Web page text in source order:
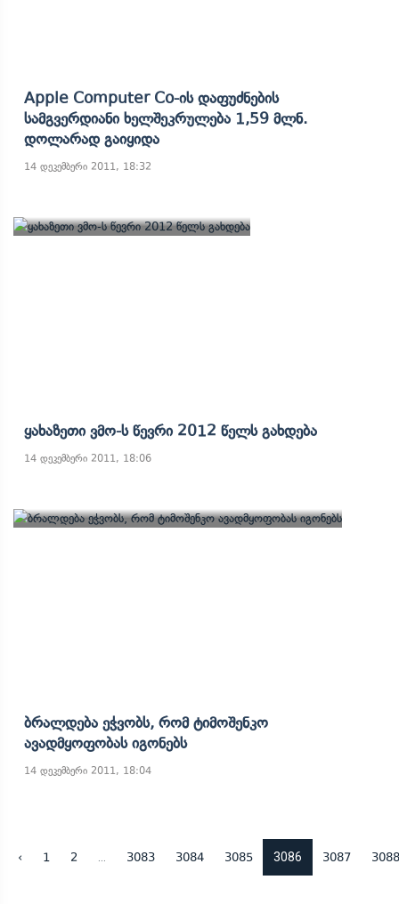
Apple Computer Co-Ის Დაფუძნების
Სამგვერდიანი Ხელშეკრულება 1,59 Მლნ.
Დოლარად Გაიყიდა
14 დეკემბერი 2011, 18:32
Ყახაზეთი Ვმო-Ს Წევრი 2012 Წელს Გახდება
14 დეკემბერი 2011, 18:06
Ბრალდება Ეჭვობს, Რომ Ტიმოშენკო
Ავადმყოფობას Იგონებს
14 დეკემბერი 2011, 18:04
‹ 1 2 3083 3084 3085 3086 3087 3088